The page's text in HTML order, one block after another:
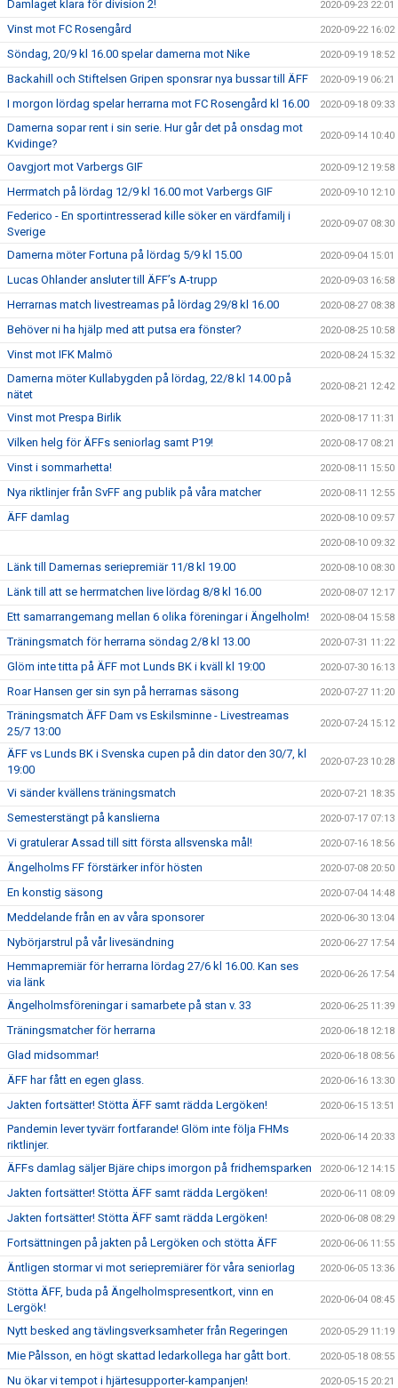
Damlaget klara för division 2! 2020-09-23 22:01
Vinst mot FC Rosengård 2020-09-22 16:02
Söndag, 20/9 kl 16.00 spelar damerna mot Nike 2020-09-19 18:52
Backahill och Stiftelsen Gripen sponsrar nya bussar till ÄFF 2020-09-19 06:21
I morgon lördag spelar herrarna mot FC Rosengård kl 16.00 2020-09-18 09:33
Damerna sopar rent i sin serie. Hur går det på onsdag mot
Kvidinge?
2020-09-14 10:40
Oavgjort mot Varbergs GIF 2020-09-12 19:58
Herrmatch på lördag 12/9 kl 16.00 mot Varbergs GIF 2020-09-10 12:10
Federico - En sportintresserad kille söker en värdfamilj i
Sverige
2020-09-07 08:30
Damerna möter Fortuna på lördag 5/9 kl 15.00 2020-09-04 15:01
Lucas Ohlander ansluter till ÄFF’s A-trupp 2020-09-03 16:58
Herrarnas match livestreamas på lördag 29/8 kl 16.00 2020-08-27 08:38
Behöver ni ha hjälp med att putsa era fönster? 2020-08-25 10:58
Vinst mot IFK Malmö 2020-08-24 15:32
Damerna möter Kullabygden på lördag, 22/8 kl 14.00 på
nätet
2020-08-21 12:42
Vinst mot Prespa Birlik 2020-08-17 11:31
Vilken helg för ÄFFs seniorlag samt P19! 2020-08-17 08:21
Vinst i sommarhetta! 2020-08-11 15:50
Nya riktlinjer från SvFF ang publik på våra matcher 2020-08-11 12:55
ÄFF damlag 2020-08-10 09:57
2020-08-10 09:32
Länk till Damernas seriepremiär 11/8 kl 19.00 2020-08-10 08:30
Länk till att se herrmatchen live lördag 8/8 kl 16.00 2020-08-07 12:17
Ett samarrangemang mellan 6 olika föreningar i Ängelholm! 2020-08-04 15:58
Träningsmatch för herrarna söndag 2/8 kl 13.00 2020-07-31 11:22
Glöm inte titta på ÄFF mot Lunds BK i kväll kl 19:00 2020-07-30 16:13
Roar Hansen ger sin syn på herrarnas säsong 2020-07-27 11:20
Träningsmatch ÄFF Dam vs Eskilsminne - Livestreamas
25/7 13:00
2020-07-24 15:12
ÄFF vs Lunds BK i Svenska cupen på din dator den 30/7, kl
19:00
2020-07-23 10:28
Vi sänder kvällens träningsmatch 2020-07-21 18:35
Semesterstängt på kanslierna 2020-07-17 07:13
Vi gratulerar Assad till sitt första allsvenska mål! 2020-07-16 18:56
Ängelholms FF förstärker inför hösten 2020-07-08 20:50
En konstig säsong 2020-07-04 14:48
Meddelande från en av våra sponsorer 2020-06-30 13:04
Nybörjarstrul på vår livesändning 2020-06-27 17:54
Hemmapremiär för herrarna lördag 27/6 kl 16.00. Kan ses
via länk
2020-06-26 17:54
Ängelholmsföreningar i samarbete på stan v. 33 2020-06-25 11:39
Träningsmatcher för herrarna 2020-06-18 12:18
Glad midsommar! 2020-06-18 08:56
ÄFF har fått en egen glass. 2020-06-16 13:30
Jakten fortsätter! Stötta ÄFF samt rädda Lergöken! 2020-06-15 13:51
Pandemin lever tyvärr fortfarande! Glöm inte följa FHMs
riktlinjer.
2020-06-14 20:33
ÄFFs damlag säljer Bjäre chips imorgon på fridhemsparken 2020-06-12 14:15
Jakten fortsätter! Stötta ÄFF samt rädda Lergöken! 2020-06-11 08:09
Jakten fortsätter! Stötta ÄFF samt rädda Lergöken! 2020-06-08 08:29
Fortsättningen på jakten på Lergöken och stötta ÄFF 2020-06-06 11:55
Äntligen stormar vi mot seriepremiärer för våra seniorlag 2020-06-05 13:36
Stötta ÄFF, buda på Ängelholmspresentkort, vinn en
Lergök!
2020-06-04 08:45
Nytt besked ang tävlingsverksamheter från Regeringen 2020-05-29 11:19
Mie Pålsson, en högt skattad ledarkollega har gått bort. 2020-05-18 08:55
Nu ökar vi tempot i hjärtesupporter-kampanjen! 2020-05-15 20:21